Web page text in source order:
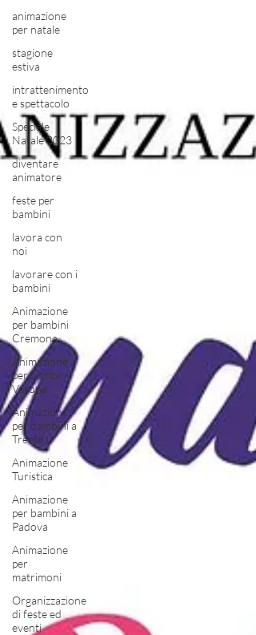
animazione
per natale
stagione
estiva
intrattenimento
e spettacolo
Speciale
Natale 2023
diventare
animatore
feste per
bambini
lavora con
noi
lavorare con i
bambini
Animazione
per bambini
Cremona
Animazione
per bambini
Verona
Animazione
per bambini a
Trento
Animazione
Turistica
Animazione
per bambini a
Padova
Animazione
per
matrimoni
Organizzazione
di feste ed
eventi